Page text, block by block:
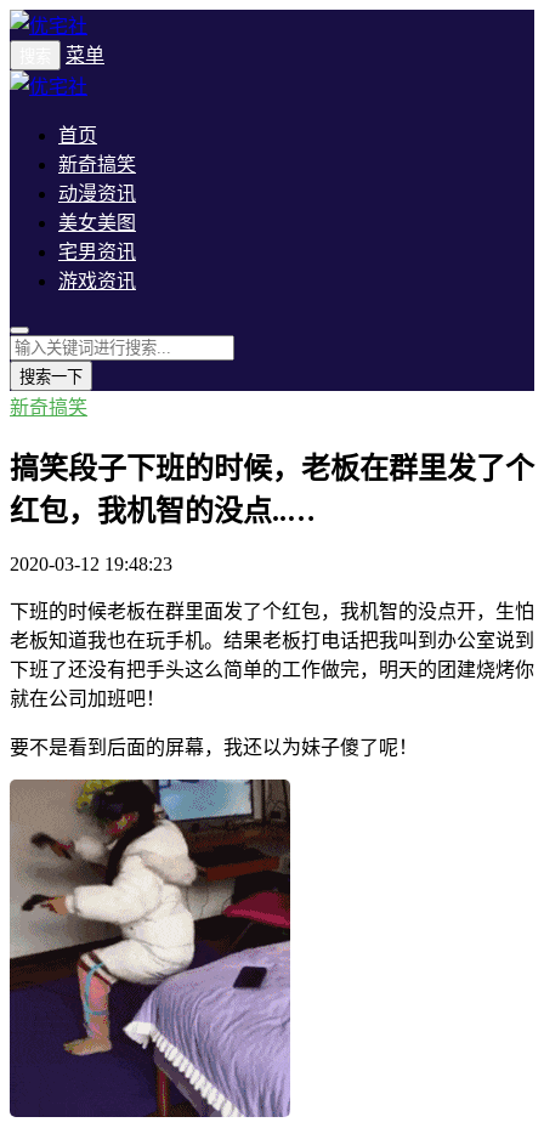
菜单
首页
新奇搞笑
动漫资讯
美女美图
宅男资讯
游戏资讯
搜索一下
新奇搞笑
搞笑段子下班的时候，老板在群里发了个
红包，我机智的没点..…
2020-03-12 19:48:23
下班的时候老板在群里面发了个红包，我机智的没点开，生怕
老板知道我也在玩手机。结果老板打电话把我叫到办公室说到
下班了还没有把手头这么简单的工作做完，明天的团建烧烤你
就在公司加班吧！
要不是看到后面的屏幕，我还以为妹子傻了呢！